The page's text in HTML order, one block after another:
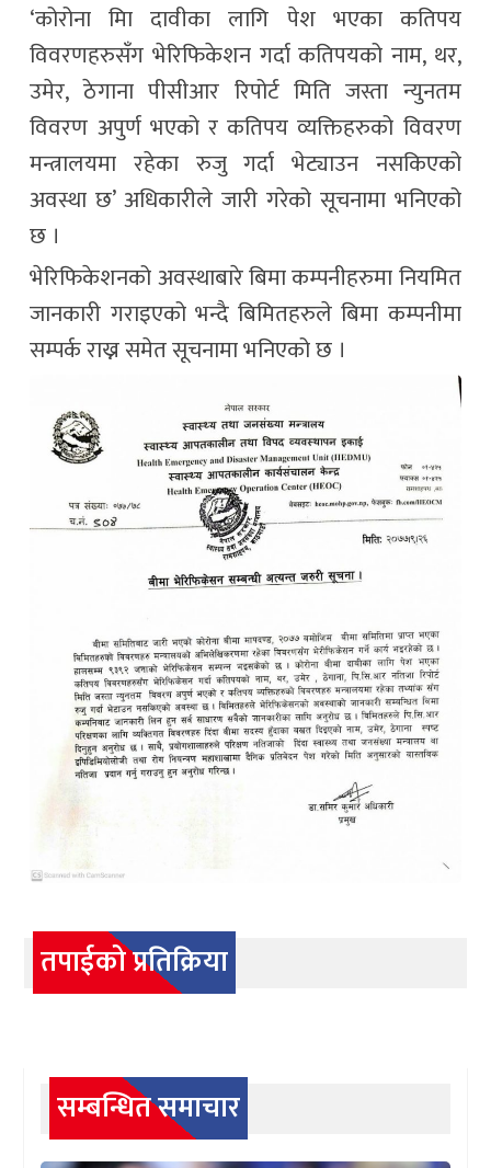
‘कोरोना मिा दावीका लागि पेश भएका कतिपय
विवरणहरुसँग भेरिफिकेशन गर्दा कतिपयको नाम, थर,
उमेर, ठेगाना पीसीआर रिपोर्ट मिति जस्ता न्युनतम
विवरण अपुर्ण भएको र कतिपय व्यक्तिहरुको विवरण
मन्त्रालयमा रहेका रुजु गर्दा भेट्याउन नसकिएको
अवस्था छ’ अधिकारीले जारी गरेको सूचनामा भनिएको
छ ।
भेरिफिकेशनको अवस्थाबारे बिमा कम्पनीहरुमा नियमित
जानकारी गराइएको भन्दै बिमितहरुले बिमा कम्पनीमा
सम्पर्क राख्न समेत सूचनामा भनिएको छ ।
तपाईको प्रतिक्रिया
सम्बन्धित समाचार